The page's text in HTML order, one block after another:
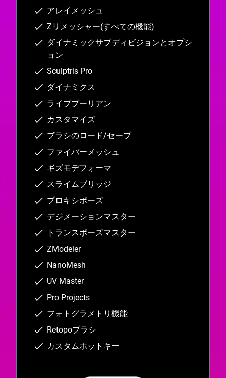
アレイメッシュ
Zリメッシャー(すべての機能)
ダイナミックサブディビジョンとオプシ
ョン
Sculptris Pro
ダイナミクス
ライブブーリアン
カスタマイズ
ブラシのロード/セーブ
ファイバーメッシュ
ギズモデフォーマ
スライムブリッジ
プロキシポーズ
デジメーションマスター
トランスポーズマスター
ZModeler
NanoMesh
UV Master
Pro Projects
フォトグラメトリ機能
Retopoブラシ
カスタムホットキー